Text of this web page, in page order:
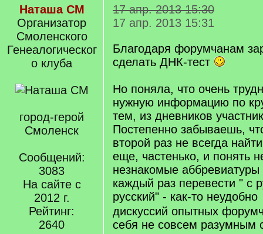
Наташа СМ
Организатор
Смоленского
Генеалогическог
о клуба
город-герой
Смоленск
Сообщений:
3083
На сайте с
2012 г.
Рейтинг:
2640
17 апр. 2013 15:30
17 апр. 2013 15:31
Благодаря форумчанам
сделать ДНК-тест
Но поняла, что очень
нужную информацию по
тем, из дневников
Постепенно забываешь,
второй раз не всегда
еще, частенько, и понять
незнакомые
каждый раз перевести " с
русский" - как-то неудобно
дискуссий опытных
себя не совсем разумным